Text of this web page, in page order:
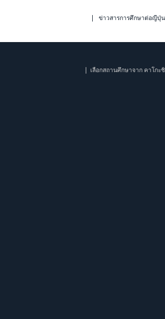
ข่าวสารการศึกษาต่อญี่ปุ่น
เลือกสถานศึกษาจาก คาโกะ